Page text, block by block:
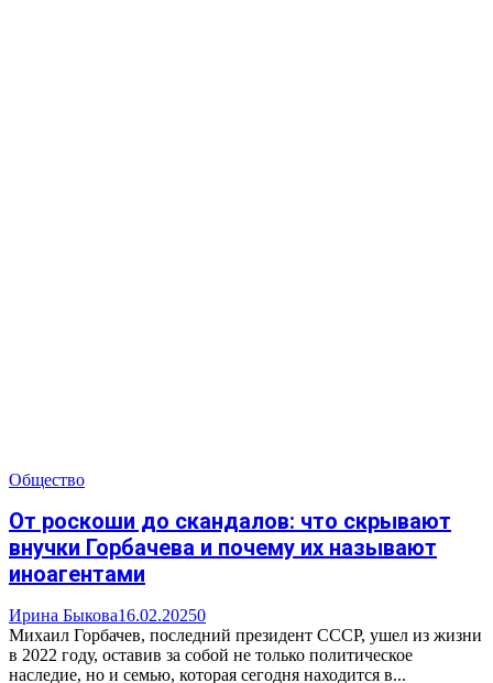
Общество
От роскоши до скандалов: что скрывают
внучки Горбачева и почему их называют
иноагентами
Ирина Быкова16.02.20250
Михаил Горбачев, последний президент СССР, ушел из жизни
в 2022 году, оставив за собой не только политическое
наследие, но и семью, которая сегодня находится в...